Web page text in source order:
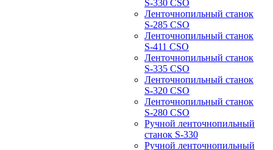
S-330 CSO
Ленточнопильный станок
S-285 CSO
Ленточнопильный станок
S-411 CSO
Ленточнопильный станок
S-335 CSO
Ленточнопильный станок
S-320 CSO
Ленточнопильный станок
S-280 CSO
Ручной ленточнопильный
станок S-330
Ручной ленточнопильный